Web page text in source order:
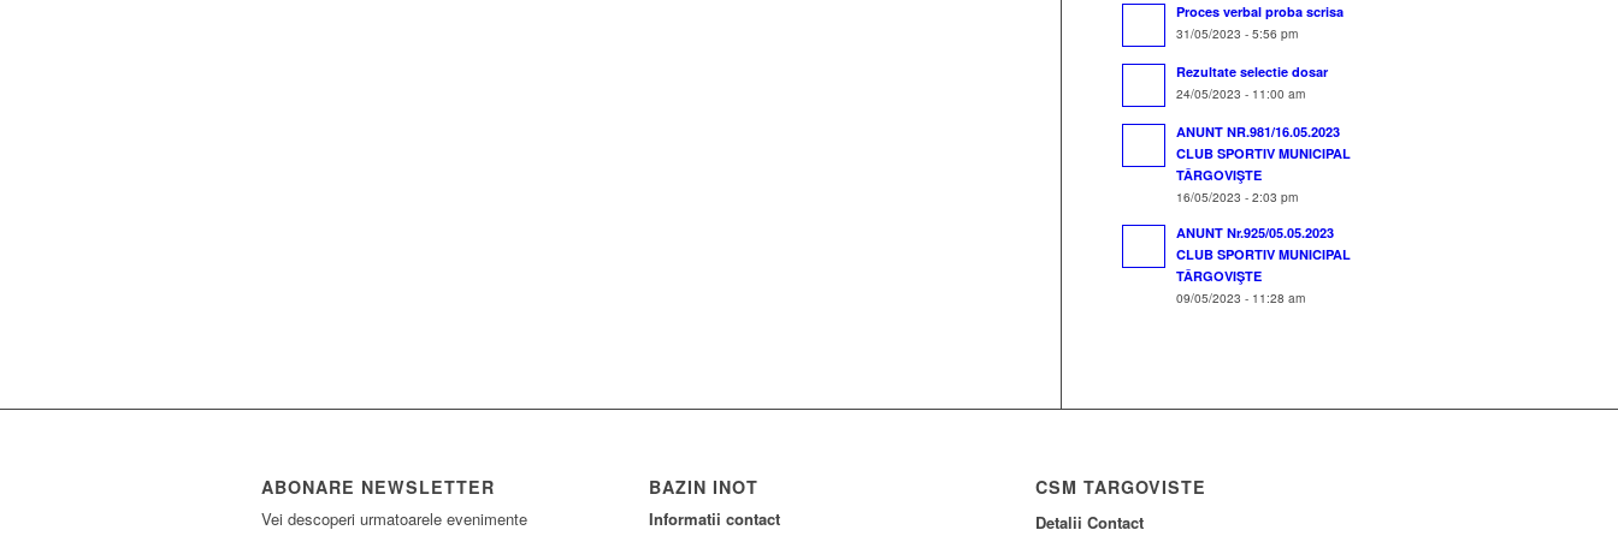
Proces verbal proba scrisa
31/05/2023 - 5:56 pm
Rezultate selectie dosar
24/05/2023 - 11:00 am
ANUNT NR.981/16.05.2023
CLUB SPORTIV MUNICIPAL
TÂRGOVIŞTE
16/05/2023 - 2:03 pm
ANUNT Nr.925/05.05.2023
CLUB SPORTIV MUNICIPAL
TÂRGOVIŞTE
09/05/2023 - 11:28 am
ABONARE NEWSLETTER
Vei descoperi urmatoarele evenimente
BAZIN INOT
Informatii contact
CSM TARGOVISTE
Detalii Contact